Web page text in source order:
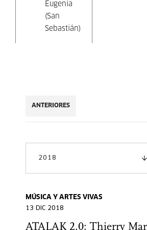
Eugenia
(San
Sebastián)
ANTERIORES
2018
MÚSICA Y ARTES VIVAS
13 DIC 2018
ATALAK 2.0: Thierry